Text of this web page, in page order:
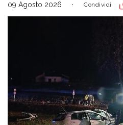
09 Agosto 2026 Condividi